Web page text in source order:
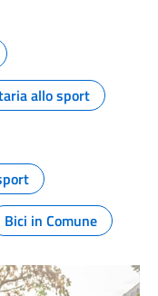
allo sport
Bici in Comune